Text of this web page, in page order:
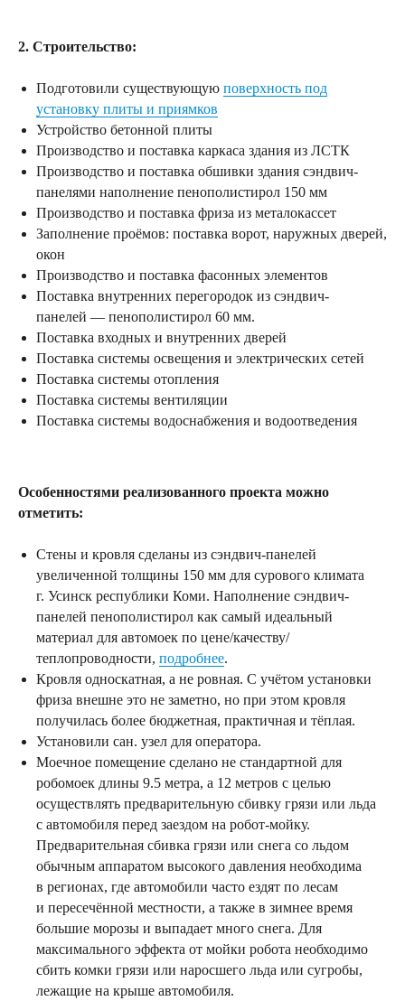
2. Строительство:
Подготовили существующую поверхность под
установку плиты и приямков
Устройство бетонной плиты
Производство и поставка каркаса здания из ЛСТК
Производство и поставка обшивки здания сэндвич-
панелями наполнение пенополистирол 150 мм
Производство и поставка фриза из металокассет
Заполнение проёмов: поставка ворот, наружных дверей,
окон
Производство и поставка фасонных элементов
Поставка внутренних перегородок из сэндвич-
панелей — пенополистирол 60 мм.
Поставка входных и внутренних дверей
Поставка системы освещения и электрических сетей
Поставка системы отопления
Поставка системы вентиляции
Поставка системы водоснабжения и водоотведения
Особенностями реализованного проекта можно
отметить:
Стены и кровля сделаны из сэндвич-панелей
увеличенной толщины 150 мм для сурового климата
г. Усинск республики Коми. Наполнение сэндвич-
панелей пенополистирол как самый идеальный
материал для автомоек по цене/качеству/
теплопроводности, подробнее.
Кровля односкатная, а не ровная. С учётом установки
фриза внешне это не заметно, но при этом кровля
получилась более бюджетная, практичная и тёплая.
Установили сан. узел для оператора.
Моечное помещение сделано не стандартной для
робомоек длины 9.5 метра, а 12 метров с целью
осуществлять предварительную сбивку грязи или льда
с автомобиля перед заездом на робот-мойку.
Предварительная сбивка грязи или снега со льдом
обычным аппаратом высокого давления необходима
в регионах, где автомобили часто ездят по лесам
и пересечённой местности, а также в зимнее время
большие морозы и выпадает много снега. Для
максимального эффекта от мойки робота необходимо
сбить комки грязи или наросшего льда или сугробы,
лежащие на крыше автомобиля.